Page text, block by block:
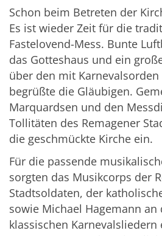
Schon beim Betreten der
Es ist wieder Zeit für die
Fastelovend-Mess. Bunte
das Gotteshaus und ein
über den mit
begrüßte die Gläubigen.
Marquardsen und den
Tollitäten des Remagener
die geschmückte Kirche ein.
Für die passende
sorgten das Musikcorps der
Stadtsoldaten, der
sowie Michael Hagemann an
klassischen Karnevalsliedern